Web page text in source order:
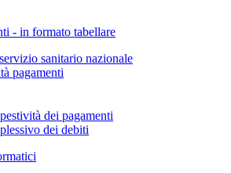
- in formato tabellare
sanitario nazionale
pagamenti
dei pagamenti
dei debiti